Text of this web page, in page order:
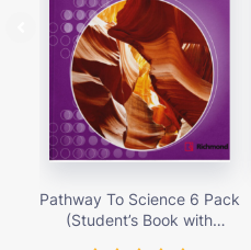
Pathway To Science 6 Pack
(Student’s Book with